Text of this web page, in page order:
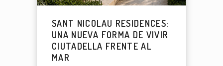
SANT NICOLAU RESIDENCES:
UNA NUEVA FORMA DE VIVIR
CIUTADELLA FRENTE AL
MAR